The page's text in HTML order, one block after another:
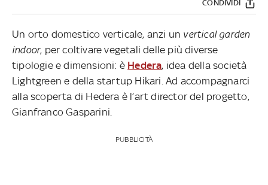
CONDIVIDI
Un orto domestico verticale, anzi un vertical garden
indoor, per coltivare vegetali delle più diverse
tipologie e dimensioni: è Hedera, idea della società
Lightgreen e della startup Hikari. Ad accompagnarci
alla scoperta di Hedera è l’art director del progetto,
Gianfranco Gasparini.
PUBBLICITÀ